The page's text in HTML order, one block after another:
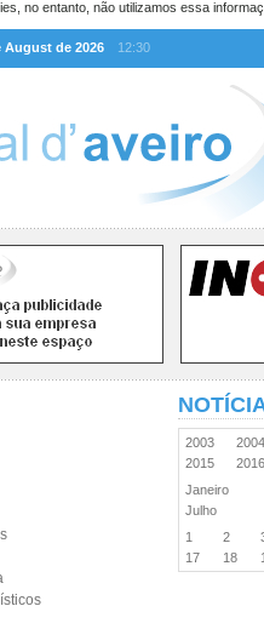
no entanto, não utilizamos essa
August de 2026
12:30
2003 2004
2015
2016
Janeiro
Julho
1
2
17
18